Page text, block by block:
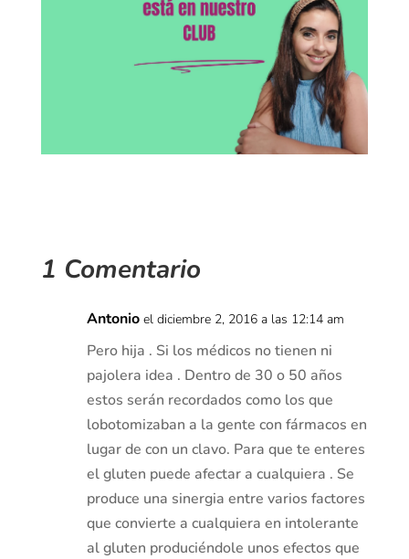
1 Comentario
Antonio el diciembre 2, 2016 a las 12:14 am
Pero hija . Si los médicos no tienen ni
pajolera idea . Dentro de 30 o 50 años
estos serán recordados como los que
lobotomizaban a la gente con fármacos en
lugar de con un clavo. Para que te enteres
el gluten puede afectar a cualquiera . Se
produce una sinergia entre varios factores
que convierte a cualquiera en intolerante
al gluten produciéndole unos efectos que